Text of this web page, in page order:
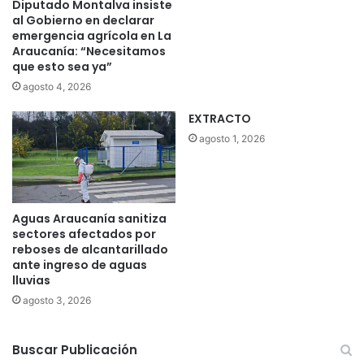
Diputado Montalva insiste
al Gobierno en declarar
emergencia agrícola en La
Araucanía: “Necesitamos
que esto sea ya”
agosto 4, 2026
Aguas Araucanía sanitiza
sectores afectados por
reboses de alcantarillado
ante ingreso de aguas
lluvias
agosto 3, 2026
EXTRACTO
agosto 1, 2026
Buscar Publicación